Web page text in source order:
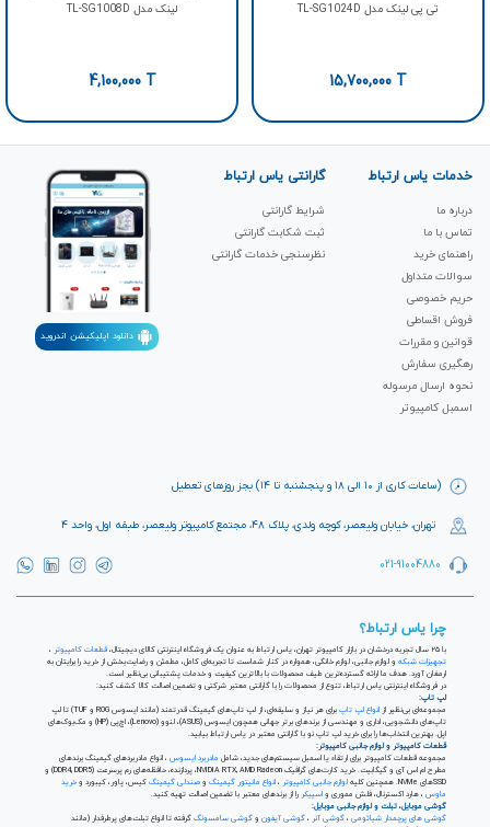
تی پی لینک مدل TL-SG1024D
15,700,000 T
لینک مدل TL-SG1008D
4,100,000T
(ساعات کاری از ۱۰ الی ۱۸ و پنجشنبه تا ۱۴) بجز روزهای تعطیل
تهران، خیابان ولیعصر، کوچه ولدی، پلاک ۴۸، مجتمع کامپیوتر ولیعصر، طبقه اول، واحد ۴
021-91004880
خدمات یاس ارتباط
درباره ما
تماس با ما
راهنمای خرید
سوالات متداول
حریم خصوصی
فروش اقساطی
قوانین و مقررات
رهگیری سفارش
نحوه ارسال مرسوله
اسمبل کامپیوتر
گارانتی یاس ارتباط
شرایط گارانتی
ثبت شکابت‌ گارانتی
نظرسنجی خدمات گارانتی
دانلود اپلیکیشن اندروید
چرا یاس ارتباط؟
با ۲۵ سال تجربه درخشان در بازار کامپیوتر تهران، یاس ارتباط به عنوان یک فروشگاه اینترنتی کالای دیجیتال، قطعات کامپیوتر
تجهیزات شبکه
و لوازم جانبی، لوازم خانگی، همواره در کنار شماست تا تجربه‌ای کامل، مطمئن و رضایت‌بخش از خرید را برایتان به
ارمغان آورد. هدف ما ارائه گسترده‌ترین طیف محصولات با بالاترین کیفیت و خدمات پشتیبانی بی‌نظیر است.
در فروشگاه اینترنتی یاس ارتباط، تنوع از محصولات را با گارانتی معتبر شرکتی و تضمین اصالت کالا کشف کنید:
لپ تاپ:
مجموعه‌ای بی‌نظیر از انواع لپ تاپ
برای هر نیاز و سلیقه‌ای، از لپ تاپ‌های گیمینگ قدرتمند (مانند ایسوس ROG و TUF) تا لپ
تاپ‌های دانشجویی، اداری و مهندسی از برندهای برتر جهانی همچون ایسوس (ASUS)، لنوو (Lenovo)، اچ‌پی (HP) و مک‌بوک‌های
اپل. بهترین انتخاب‌ها را برای خرید لپ تاپ نو با گارانتی معتبر در یاس ارتباط بیابید.
قطعات کامپیوتر و لوازم جانبی کامپیوتر:
مجموعه قطعات کامپیوتر برای ارتقاء یا اسمبل سیستم‌های جدید، شامل مادربرد ایسوس ، انواع مادربردهای گیمینگ برندهای
مطرح ام اس آی و گیگابیت. خرید کارت‌های گرافیک NVIDIA RTX, AMD Radeon، پردازنده‌، حافظه‌های رم پرسرعت (DDR4, DDR5) و
SSDهای NVMe. همچنین کلیه
لوازم جانبی کامپیوتر انواع مانیتور گیمینگ صندلی گیمینگ
خرید
ماوس
اسپیکر
گوشی موبایل، تبلت و لوازم جانبی موبایل:
گوشی های پرچمدار شیائومی گوشی آنر گوشی آیفون گوشی سامسونگ گرفته تا انواع تبلت‌های پرطرفدار (مانند